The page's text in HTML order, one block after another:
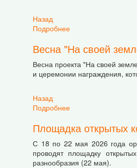
Назад
Подробнее
Весна "На своей
Весна проекта "На своей
и церемонии награждения,
Назад
Подробнее
Площадка открытых
С 18 по 22 мая 2026 года
проводят площадку
разнообразия (22 мая).